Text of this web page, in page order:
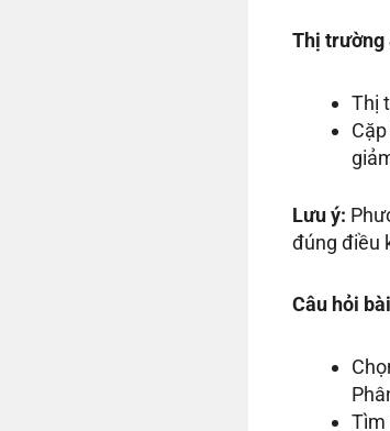
Thị trường
Thị
Lưu ý:
đúng điều
Câu hỏi
Tìm